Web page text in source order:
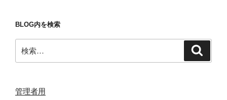
BLOG内を検索
索:
管理者用